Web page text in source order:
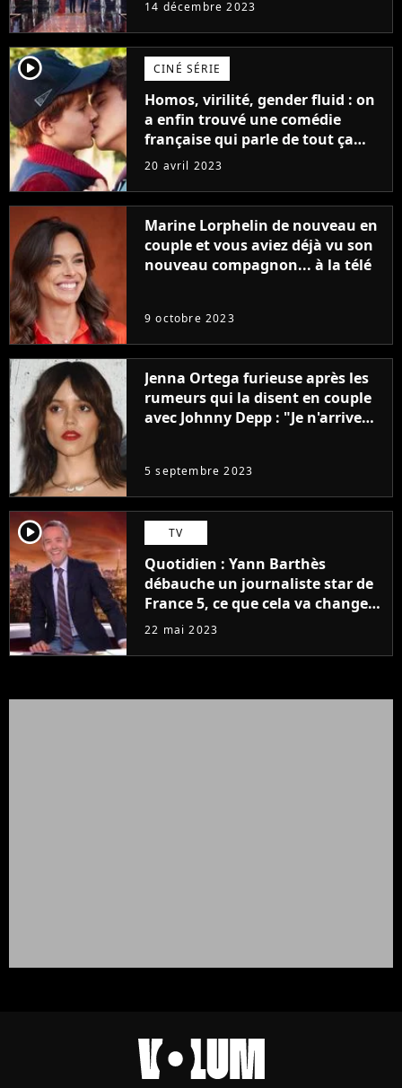
14 décembre 2023
player2 CINÉ SÉRIE
Homos, virilité, gender fluid : on
a enfin trouvé une comédie
française qui parle de tout ça
sans être super ringarde
20 avril 2023
Marine Lorphelin de nouveau en
couple et vous aviez déjà vu son
nouveau compagnon... à la télé
9 octobre 2023
Jenna Ortega furieuse après les
rumeurs qui la disent en couple
avec Johnny Depp : "Je n'arrive
5 septembre 2023
player2 TV
Quotidien : Yann Barthès
débauche un journaliste star de
France 5, ce que cela va changer
à la rentrée
22 mai 2023